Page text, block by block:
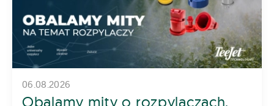
06.08.2026
Obalamy mity o rozpylaczach.